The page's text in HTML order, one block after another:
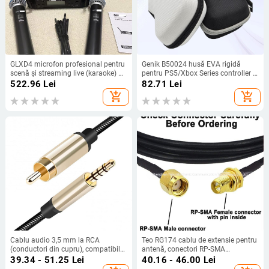
GLXD4 microfon profesional pentru
scenă și streaming live (karaoke) –
răspuns în frecvență 20 Hz–20 kHz;
SNR ≥60 dB; baterie detașabilă
1000–1200 mAh, autonomie 6–8 h
522.96 Lei
add_shopping_cart
Genik B50024 husă EVA rigidă
pentru PS5/Xbox Series controller –
anti-alunecare, depozitare 1
82.71 Lei
add_shopping_cart
Cablu audio 3,5 mm la RCA
(conductori din cupru), compatibil
TCL și Xiaomi TV
39.34 - 51.25 Lei
Teo RG174 cablu de extensie pentru
antenă, conectori RP-SMA
masculin/feminin, 50 ohm, câștig 5
40.16 - 46.00 Lei